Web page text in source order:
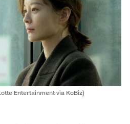
Entertainment via KoBiz)